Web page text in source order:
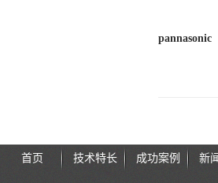
pannasonic
技术特长 成功案例 新
首页